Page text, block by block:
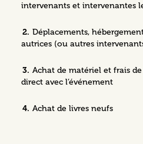
intervenants et intervenantes
Déplacements,
autrices (ou autres
Achat de matériel et frais
direct avec l’événement
Achat de livres neufs